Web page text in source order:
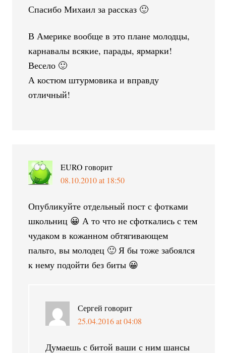
Спасибо Михаил за рассказ 🙂
В Америке вообще в это плане молодцы,
карнавалы всякие, парады, ярмарки!
Весело 🙂
А костюм штурмовика и вправду
отличный!
EURO говорит
08.10.2010 at 18:50
Опубликуйте отдельный пост с фотками
школьниц 😀 А то что не сфоткались с тем
чудаком в кожанном обтягивающем
пальто, вы молодец 🙂 Я бы тоже забоялся
к нему подойти без биты 😀
Сергей говорит
25.04.2016 at 04:08
Думаешь с битой ваши с ним шансы